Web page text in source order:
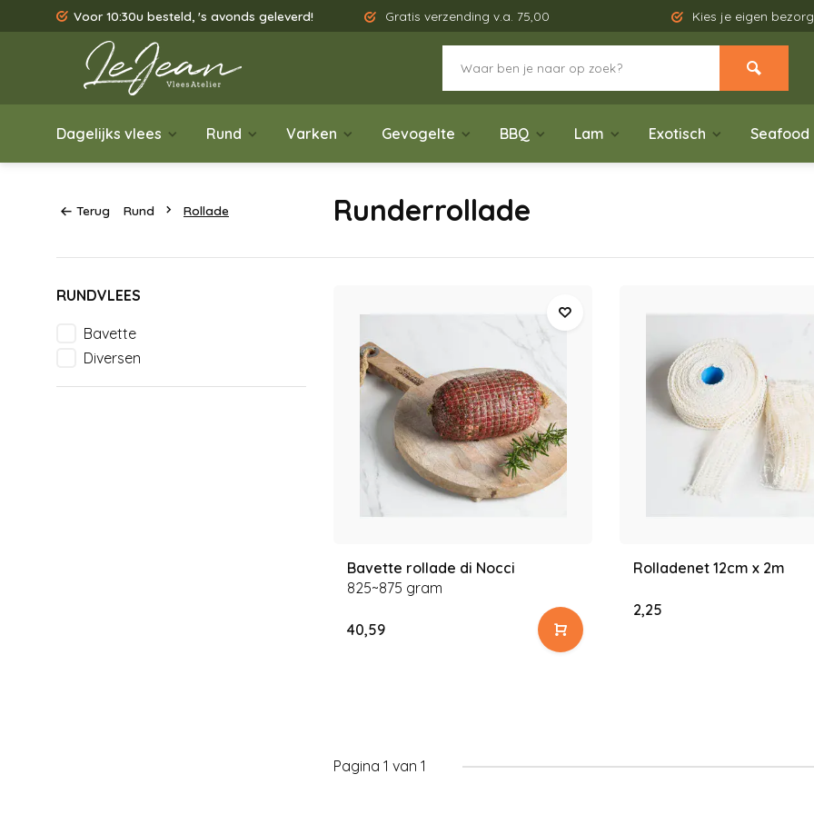
Voor 10:30u besteld, 's avonds geleverd! Gratis verzending v.a. 75,00 Kies je eigen
Dagelijks vlees Rund Varken Gevogelte BBQ Lam Exotisch Seafood
Terug Rund Rollade Runderrollade
RUNDVLEES
Bavette
Diversen
Bavette rollade di Nocci
825~875 gram
40,59
Rolladenet 12cm x 2m
2,25
Pagina 1 van 1